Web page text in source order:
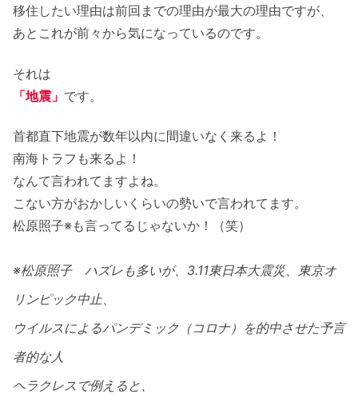
移住したい理由は前回までの理由が最大の理由ですが、
あとこれが前々から気になっているのです。
それは
「地震」 です。
首都直下地震が数年以内に間違いなく来るよ！
南海トラフも来るよ！
なんて言われてますよね。
こない方がおかしいくらいの勢いで言われてます。
松原照子※も言ってるじゃないか！（笑）
※松原照子 ハズレも多いが、3.11東日本大震災、東京オ
リンピック中止、
ウイルスによるパンデミック（コロナ）を的中させた予言
者的な人
ヘラクレスで例えると、